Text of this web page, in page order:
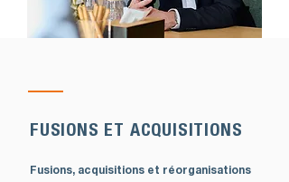
FUSIONS ET ACQUISITIONS
Fusions, acquisitions et réorganisations